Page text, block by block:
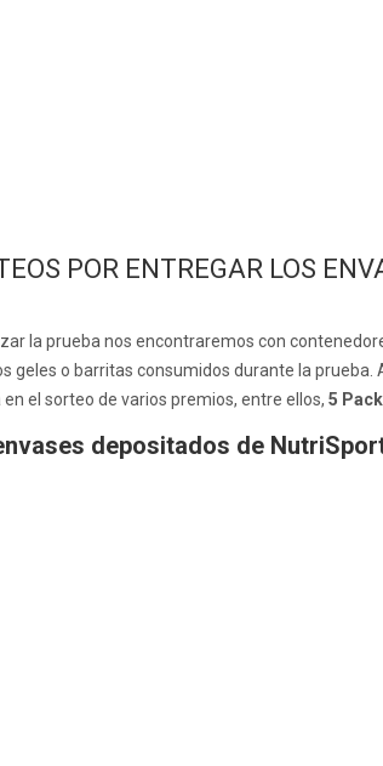
POR ENTREGAR LOS
la prueba nos encontraremos con
geles o barritas consumidos durante la
el sorteo de varios premios, entre ellos, 5
depositados de